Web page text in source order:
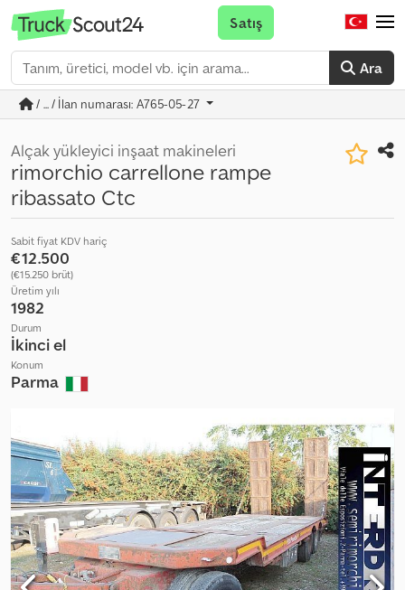
Ara
Satış
/ ... / İlan numarası: A765-05-27
Alçak yükleyici inşaat makineleri
rimorchio carrellone rampe
ribassato Ctc
Sabit fiyat KDV hariç
€12.500
(€15.250 brüt)
Üretim yılı
1982
Durum
İkinci el
Konum
Parma